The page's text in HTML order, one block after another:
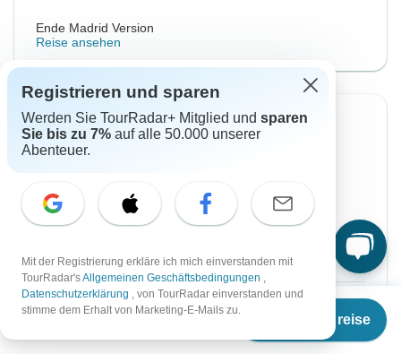
Ab€2.175
Termine & Preise
Ende Madrid Version
Reise ansehen
Sofortige Bestätigung -10%
Von Samstag
Englisch
Garantierte Durchführung
Ab: €2.195
Registrieren und sparen
Werden Sie TourRadar+ Mitglied und sparen
Sie bis zu 7% auf alle 50.000 unserer
Abenteuer.
Mit der Registrierung erkläre ich mich einverstanden mit
TourRadar'sAllgemeinen Geschäftsbedingungen ,
Datenschutzerklärung , von TourRadar einverstanden und
stimme dem Erhalt von Marketing-E-Mails zu.